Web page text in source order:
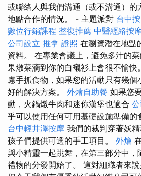
或聯絡人與我們溝通（或不溝通）的
地點合作的情況。 - 主題派對 台中
數位行銷課程 整復推薦 中醫經絡按
公司設立 推拿 證照 在瀏覽潛在地點
資料。 在專業會議上，避免多汁的
果燉菜滴到你的白襯衫上會很不愉快
慮手抓食物，如果您的活動只有幾個
好的解決方案。 外燴自助餐 如果您
動，火鍋燉牛肉和迷你漢堡也適合
乎可以使用任何可用基礎設施準備的
台中輕井澤按摩 我們的裁判穿著妖
孩子們提供可選的手工項目。 外燴
與小精靈一起跳舞，在第三部分中，
禮物的分發開始了。 這對組織者來說